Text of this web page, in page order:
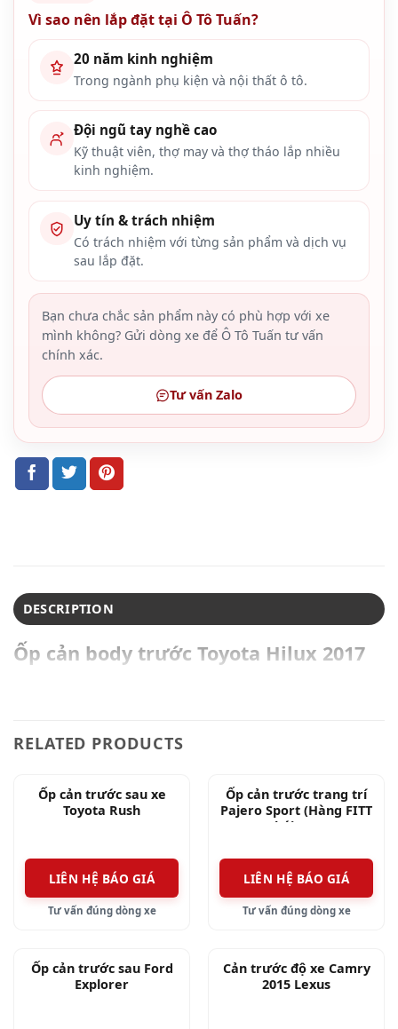
Vì sao nên lắp đặt tại Ô Tô Tuấn?
20 năm kinh nghiệm
Trong ngành phụ kiện và nội thất ô tô.
Đội ngũ tay nghề cao
Kỹ thuật viên, thợ may và thợ tháo lắp nhiều
kinh nghiệm.
Uy tín & trách nhiệm
Có trách nhiệm với từng sản phẩm và dịch vụ
sau lắp đặt.
Bạn chưa chắc sản phẩm này có phù hợp với xe
mình không? Gửi dòng xe để Ô Tô Tuấn tư vấn
chính xác.
Tư vấn Zalo
DESCRIPTION
Ốp cản body trước Toyota Hilux 2017
RELATED PRODUCTS
Ốp cản trước sau xe
Toyota Rush
LIÊN HỆ BÁO GIÁ
Tư vấn đúng dòng xe
Ốp cản trước trang trí
Pajero Sport (Hàng FITT
Thái Lan)
LIÊN HỆ BÁO GIÁ
Tư vấn đúng dòng xe
Ốp cản trước sau Ford
Explorer
Cản trước độ xe Camry
2015 Lexus